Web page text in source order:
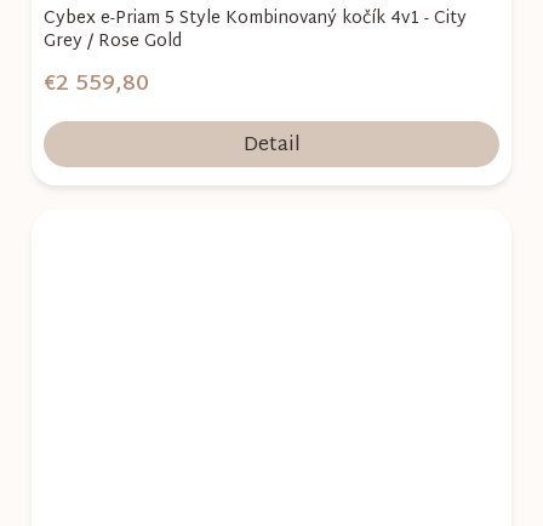
Cybex e-Priam 5 Style Kombinovaný kočík 4v1 - City
Grey / Rose Gold
€2 559,80
Detail